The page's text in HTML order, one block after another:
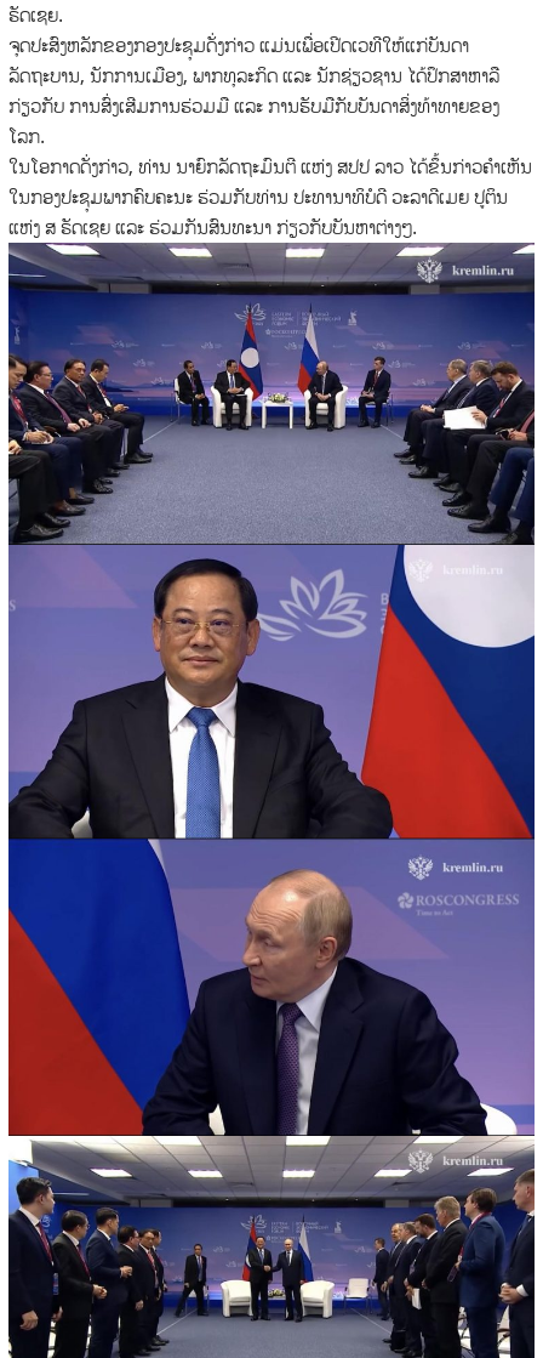
ຣັດເຊຍ.
ຈຸດປະສົງຫລັກຂອງກອງປະຊຸມດັ່ງກ່າວ ແມ່ນເພື່ອເປີດເວທີໃຫ້ແກ່ບັນດາ
ລັດຖະບານ, ນັກການເມືອງ, ພາກທຸລະກິດ ແລະ ນັກຊ່ຽວຊານ ໄດ້ປຶກສາຫາລື
ກ່ຽວກັບ ການສົ່ງເສີມການຮ່ວມມື ແລະ ການຮັບມືກັບບັນດາສິ່ງທ້າທາຍຂອງ
ໂລກ.
ໃນໂອກາດດັ່ງກ່າວ, ທ່ານ ນາຍົກລັດຖະມົນຕີ ແຫ່ງ ສປປ ລາວ ໄດ້ຂຶ້ນກ່າວຄຳເຫັນ
ໃນກອງປະຊຸມພາກຄົບຄະນະ ຮ່ວມກັບທ່ານ ປະທານາທິບໍດີ ວະລາດີເມຍ ປູຕິນ
ແຫ່ງ ສ ຣັດເຊຍ ແລະ ຮ່ວມກັນສົນທະນາ ກ່ຽວກັບບັນຫາຕ່າງໆ.